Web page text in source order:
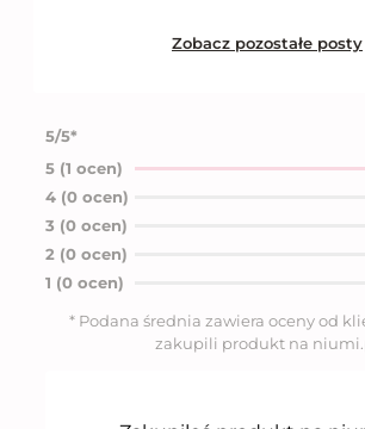
Zobacz pozostałe posty
5/5*
5 (1 ocen)
4 (0 ocen)
3 (0 ocen)
2 (0 ocen)
1 (0 ocen)
* Podana średnia zawiera oceny od
zakupili produkt na